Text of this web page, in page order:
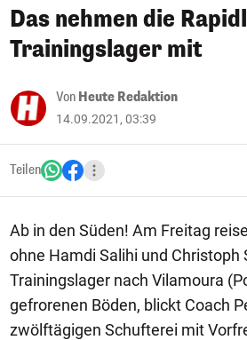
Das nehmen die
Trainingslager mit
Von Heute Redaktion
14.09.2021, 03:39
Teilen
Ab in den Süden! Am Freitag
ohne Hamdi Salihi und Christoph
Trainingslager nach Vilamoura
gefrorenen Böden, blickt Coach
zwölftägigen Schufterei mit